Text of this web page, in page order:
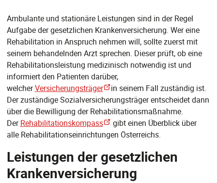
Ambulante und stationäre Leistungen sind in der Regel
Aufgabe der gesetzlichen Krankenversicherung. Wer eine
Rehabilitation in Anspruch nehmen will, sollte zuerst mit
seinem behandelnden Arzt sprechen. Dieser prüft, ob eine
Rehabilitationsleistung medizinisch notwendig ist und
informiert den Patienten darüber,
welcherVersicherungsträger
in seinem Fall zuständig ist.
Der zuständige Sozialversicherungsträger entscheidet dann
über die Bewilligung der Rehabilitationsmaßnahme.
DerRehabilitationskompass
gibt einen Überblick über
alle Rehabilitationseinrichtungen Österreichs.
Leistungen der gesetzlichen
Krankenversicherung